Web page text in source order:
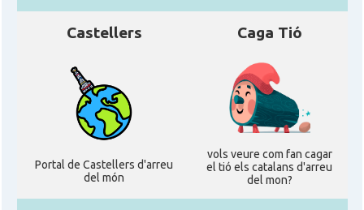
Castellers
Portal de Castellers d'arreu
del món
Caga Tió
vols veure com fan cagar
el tió els catalans d'arreu
del mon?